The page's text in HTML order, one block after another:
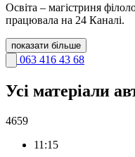
Освіта – магістриня
працювала на 24 Каналі.
показати більше
063 416 43 68
Усі матеріали
4659
11:15